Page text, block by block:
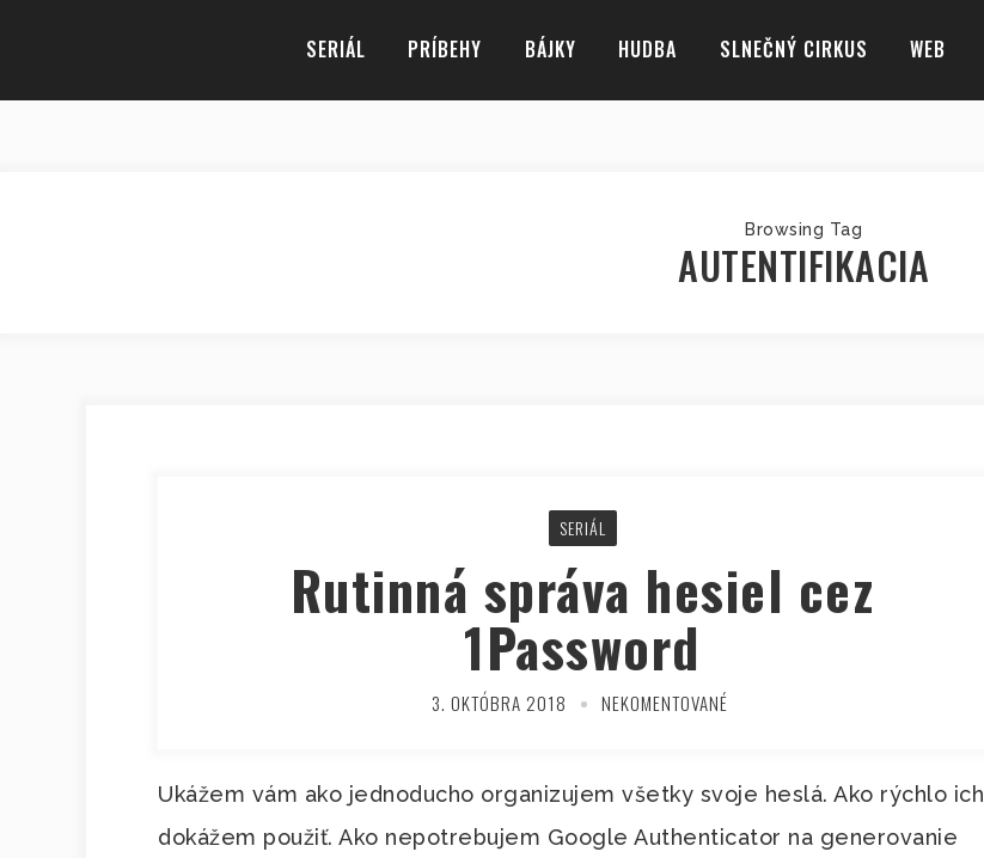
SERIÁL PRÍBEHY BÁJKY HUDBA SLNEČNÝ CIRKUS WEB
Browsing Tag
AUTENTIFIKACIA
SERIÁL
Rutinná správa hesiel cez
1Password
3. OKTÓBRA 2018 NEKOMENTOVANÉ
Ukážem vám ako jednoducho organizujem všetky svoje heslá. Ako rýchlo ich
dokážem použiť. Ako nepotrebujem Google Authenticator na generovanie